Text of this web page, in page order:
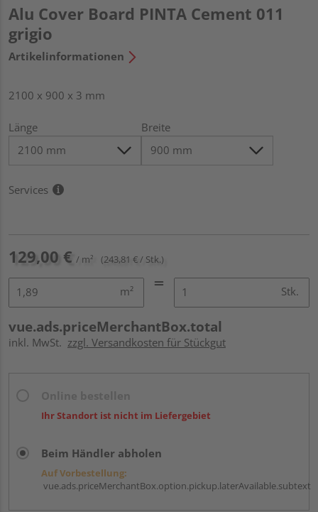
Alu Cover Board PINTA Cement 011
grigio
Artikelinformationen
2100 x 900 x 3 mm
Länge Breite
Services
129,00 € / m² (243,81 € / Stk.)
m² Stk.
vue.ads.priceMerchantBox.total
inkl. MwSt. zzgl. Versandkosten für Stückgut
Ihr Standort ist nicht im Liefergebiet
Beim Händler abholen
Auf Vorbestellung:
vue.ads.priceMerchantBox.option.pickup.laterAvailable.subtext